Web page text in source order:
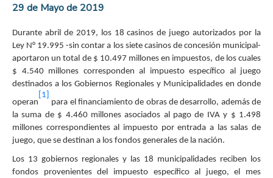
29 de Mayo de 2019
Durante abril de 2019, los 18 casinos de juego autorizados por la
Ley N° 19.995 -sin contar a los siete casinos de concesión municipal-
aportaron un total de $ 10.497 millones en impuestos, de los cuales
$ 4.540 millones corresponden al impuesto específico al juego
destinados a los Gobiernos Regionales y Municipalidades en donde
operan
[1]
para el financiamiento de obras de desarrollo, además de
la suma de $ 4.460 millones asociados al pago de IVA y $ 1.498
millones correspondientes al impuesto por entrada a las salas de
juego, que se destinan a los fondos generales de la nación.
Los 13 gobiernos regionales y las 18 municipalidades reciben los
fondos provenientes del impuesto específico al juego, el mes